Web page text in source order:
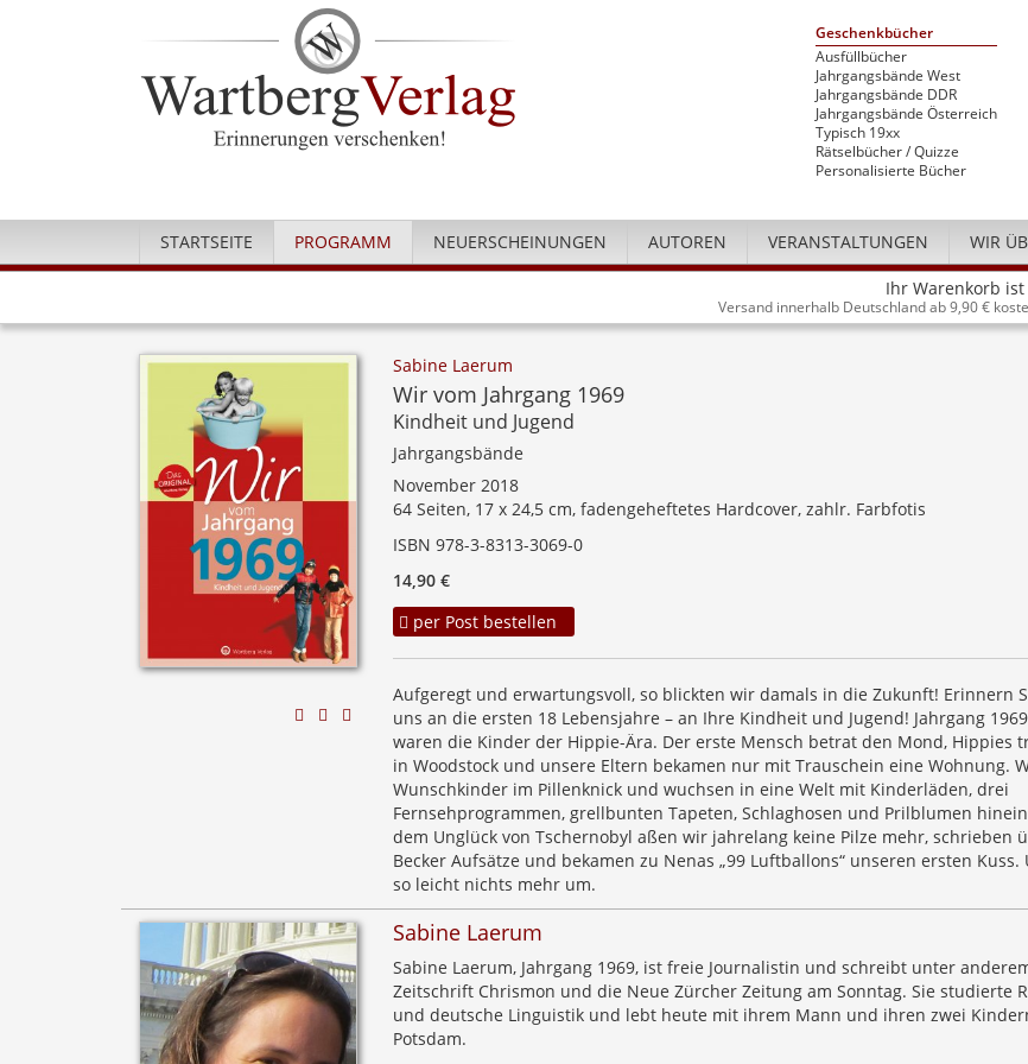
Geschenkbücher
Ausfüllbücher
Jahrgangsbände West
Jahrgangsbände DDR
Jahrgangsbände Österreich
Typisch 19xx
Rätselbücher / Quizze
Personalisierte Bücher
STARTSEITE PROGRAMM NEUERSCHEINUNGEN AUTOREN VERANSTALTUNGEN WIR
Ihr Warenkorb
Versand innerhalb Deutschland ab 9,90 €
Sabine Laerum
Wir vom Jahrgang 1969
Kindheit und Jugend
Jahrgangsbände
November 2018
64 Seiten, 17 x 24,5 cm, fadengeheftetes Hardcover, zahlr. Farbfotis
ISBN 978-3-8313-3069-0
14,90 €
per Post bestellen
Aufgeregt und erwartungsvoll, so blickten wir damals in die Zukunft! Erinnern
uns an die ersten 18 Lebensjahre – an Ihre Kindheit und Jugend! Jahrgang
waren die Kinder der Hippie-Ära. Der erste Mensch betrat den Mond, Hippies
in Woodstock und unsere Eltern bekamen nur mit Trauschein eine Wohnung.
Wunschkinder im Pillenknick und wuchsen in eine Welt mit Kinderläden, drei
Fernsehprogrammen, grellbunten Tapeten, Schlaghosen und Prilblumen
dem Unglück von Tschernobyl aßen wir jahrelang keine Pilze mehr, schrieben
Becker Aufsätze und bekamen zu Nenas „99 Luftballons“ unseren ersten Kuss.
so leicht nichts mehr um.
Sabine Laerum
Sabine Laerum, Jahrgang 1969, ist freie Journalistin und schreibt unter
Zeitschrift Chrismon und die Neue Zürcher Zeitung am Sonntag. Sie studierte
und deutsche Linguistik und lebt heute mit ihrem Mann und ihren zwei
Potsdam.